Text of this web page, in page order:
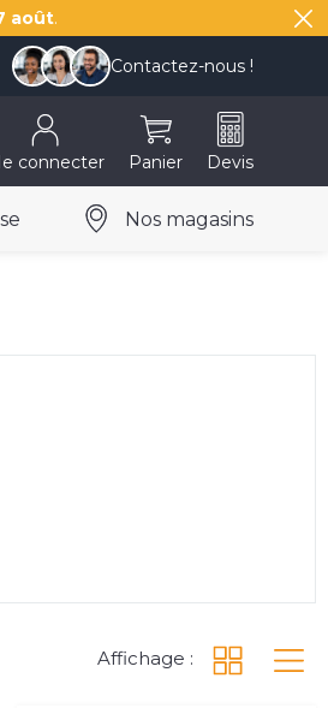
août.
Contactez-nous !
connecter Panier Devis
Nos magasins
Affichage :